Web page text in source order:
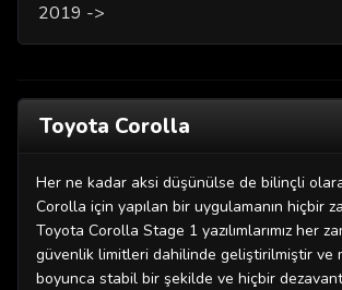
2019 ->
Toyota Corolla
Her ne kadar aksi düşünülse de bilinçli
Corolla için yapılan bir uygulamanın hiçbir
Toyota Corolla Stage 1 yazılımlarımız her
güvenlik limitleri dahilinde geliştirilmiştir ve
boyunca stabil bir şekilde ve hiçbir